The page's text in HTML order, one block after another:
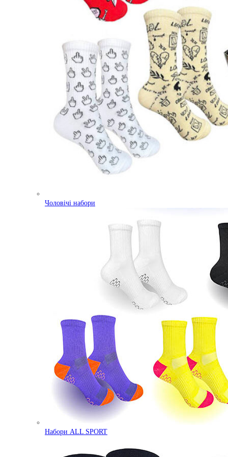
Чоловічі набори
Набори ALL SPORT